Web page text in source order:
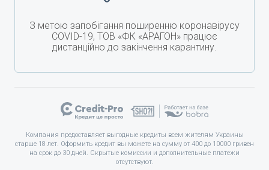
З метою запобігання поширенню коронавірусу
COVID-19, ТОВ «ФК «АРАГОН» працює
дистанційно до закінчення карантину.
Компания предоставляет выгодные кредиты всем жителям Украины
старше 18 лет. Оформить кредит вы можете на сумму от 400 до 10000 гривен
на срок до 30 дней. Скрытые комиссии и дополнительные платежи
отсутствуют.